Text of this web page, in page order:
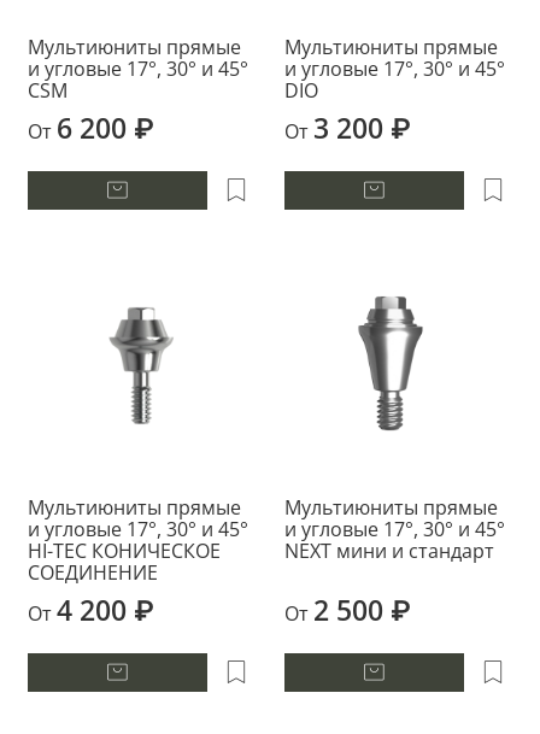
Мультиюниты прямые
и угловые 17°, 30° и 45°
CSM
От 6 200 ₽
Мультиюниты прямые
и угловые 17°, 30° и 45°
DIO
От 3 200 ₽
Мультиюниты прямые
и угловые 17°, 30° и 45°
HI-TEC КОНИЧЕСКОЕ
СОЕДИНЕНИЕ
От4 200 ₽
Мультиюниты прямые
и угловые 17°, 30° и 45°
NEXT мини и стандарт
От 2 500 ₽